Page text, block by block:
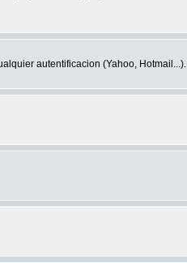
autentificacion (Yahoo, Hotmail...).